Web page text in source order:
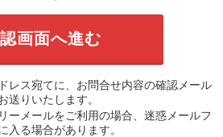
レス宛てに、お問合せ内容の確認メール
送りいたします。
ーメールをご利用の場合、迷惑メールフ
入る場合があります。